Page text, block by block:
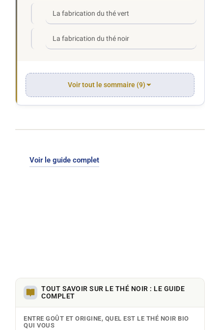
La fabrication du thé vert
La fabrication du thé noir
Voir tout le sommaire (9)
Voir le guide complet
TOUT SAVOIR SUR LE THÉ NOIR : LE GUIDE
COMPLET
ENTRE GOÛT ET ORIGINE, QUEL EST LE THÉ NOIR BIO
QUI VOUS